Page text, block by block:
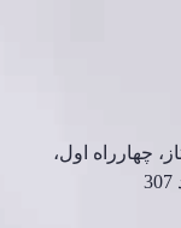
چهارراه اول،